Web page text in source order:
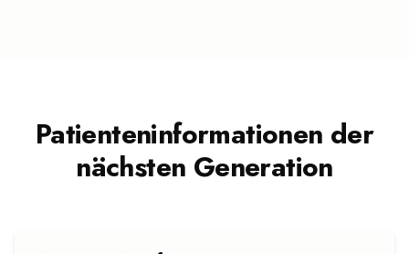
Patienteninformationen der
nächsten Generation